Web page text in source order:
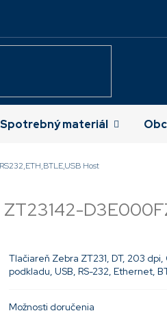
Spotrebný materiál
Host
ZT23142-
Možnosti doručenia
Tlačiareň Zebra ZT231, DT, 203
podkladu, USB, RS-232, Ethernet,